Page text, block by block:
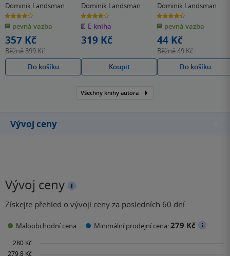
Dominik Landsman
4.0
z
5
hvězdiček
pevná vazba
357 Kč
Běžně 399 Kč
Do košíku
Dominik Landsman
4.0
z
5
hvězdiček
E-kniha
319 Kč
Koupit
Dominik Landsman
4.4
z
5
hvězdiček
pevná vazba
44 Kč
Běžně49 Kč
Do košíku
Všechny knihy autora
Vývoj ceny
Vývoj ceny
Získejte přehled o vývoji ceny za posledních 60 dní.
Maloobchodní cena Minimální prodejní cena:279 Kč